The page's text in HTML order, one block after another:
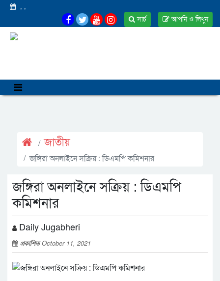
, ,
আপনি ও লিখুন
সার্চ
জাতীয়
জঙ্গিরা অনলাইনে সক্রিয় : ডিএমপি কমিশনার
জঙ্গিরা অনলাইনে সক্রিয় : ডিএমপি
কমিশনার
Daily Jugabheri
প্রকাশিতOctober 11, 2021